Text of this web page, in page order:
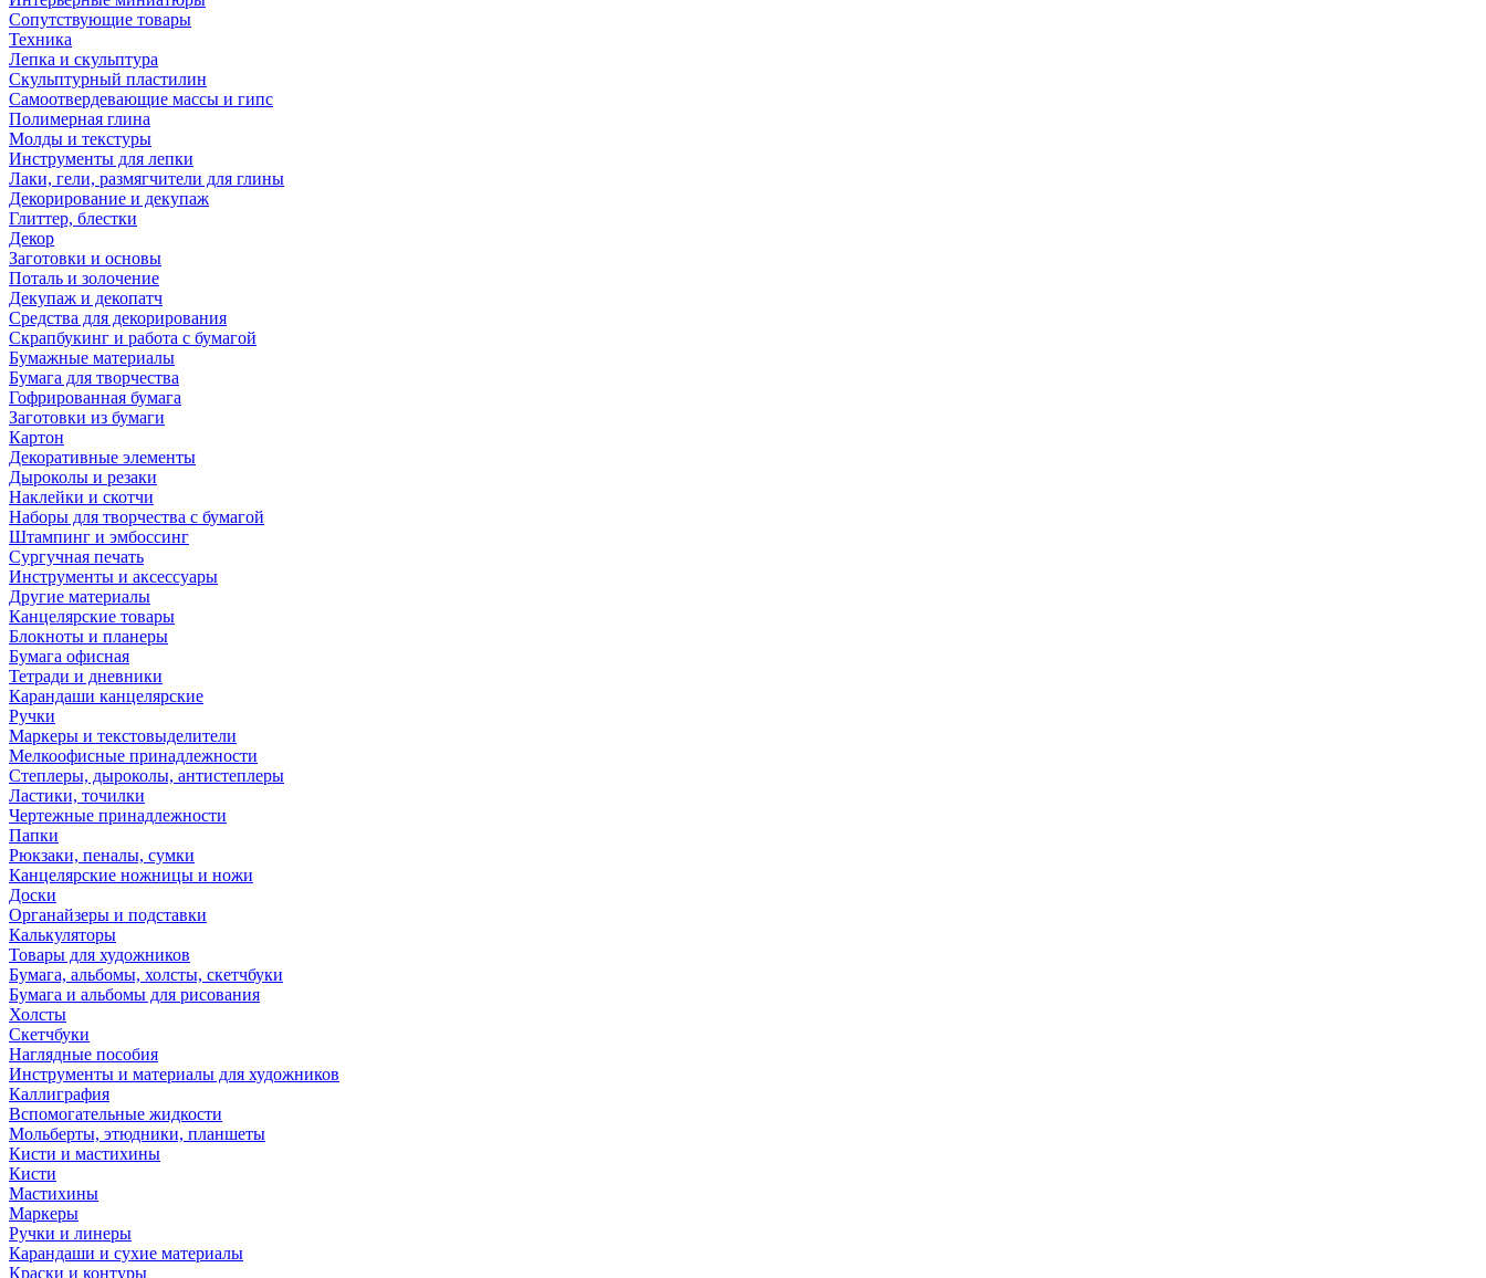
Сопутствующие товары
Техника
Лепка и скульптура
Скульптурный пластилин
Самоотвердевающие массы и гипс
Полимерная глина
Молды и текстуры
Инструменты для лепки
Лаки, гели, размягчители для глины
Декорирование и декупаж
Глиттер, блестки
Декор
Заготовки и основы
Поталь и золочение
Декупаж и декопатч
Средства для декорирования
Скрапбукинг и работа с бумагой
Бумажные материалы
Бумага для творчества
Гофрированная бумага
Заготовки из бумаги
Картон
Декоративные элементы
Дыроколы и резаки
Наклейки и скотчи
Наборы для творчества с бумагой
Штампинг и эмбоссинг
Сургучная печать
Инструменты и аксессуары
Другие материалы
Канцелярские товары
Блокноты и планеры
Бумага офисная
Тетради и дневники
Карандаши канцелярские
Ручки
Маркеры и текстовыделители
Мелкоофисные принадлежности
Степлеры, дыроколы, антистеплеры
Ластики, точилки
Чертежные принадлежности
Папки
Рюкзаки, пеналы, сумки
Канцелярские ножницы и ножи
Доски
Органайзеры и подставки
Калькуляторы
Товары для художников
Бумага, альбомы, холсты, скетчбуки
Бумага и альбомы для рисования
Холсты
Скетчбуки
Наглядные пособия
Инструменты и материалы для художников
Каллиграфия
Вспомогательные жидкости
Мольберты, этюдники, планшеты
Кисти и мастихины
Кисти
Мастихины
Маркеры
Ручки и линеры
Карандаши и сухие материалы
Краски и контуры